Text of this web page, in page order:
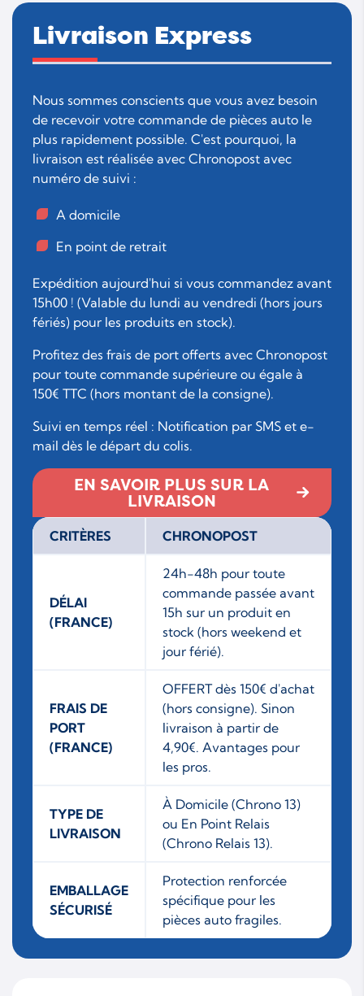
Livraison Express
Nous sommes conscients que vous avez besoin
de recevoir votre commande de pièces auto le
plus rapidement possible. C'est pourquoi, la
livraison est réalisée avec Chronopost avec
numéro de suivi :
A domicile
En point de retrait
Expédition aujourd'hui si vous commandez avant
15h00 ! (Valable du lundi au vendredi (hors jours
fériés) pour les produits en stock).
Profitez des frais de port offerts avec Chronopost
pour toute commande supérieure ou égale à
150€ TTC (hors montant de la consigne).
Suivi en temps réel : Notification par SMS et e-
mail dès le départ du colis.
EN SAVOIR PLUS SUR LA
LIVRAISON
CRITÈRES CHRONOPOST
DÉLAI
(FRANCE)
24h-48h pour toute
commande passée avant
15h sur un produit en
stock (hors weekend et
jour férié).
FRAIS DE
PORT
(FRANCE)
OFFERT dès 150€ d'achat
(hors consigne). Sinon
livraison à partir de
4,90€. Avantages pour
les pros.
TYPE DE
LIVRAISON
À Domicile (Chrono 13)
ou En Point Relais
(Chrono Relais 13).
EMBALLAGE
SÉCURISÉ
Protection renforcée
spécifique pour les
pièces auto fragiles.